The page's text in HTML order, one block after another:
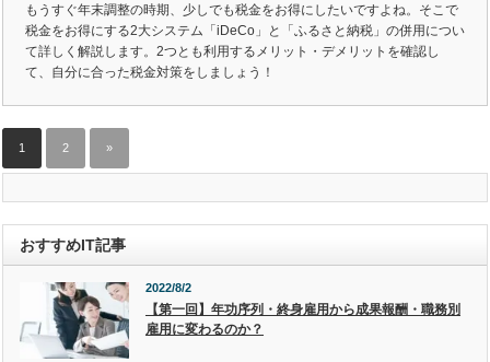
もうすぐ年末調整の時期、少しでも税金をお得にしたいですよね。そこで
税金をお得にする2大システム「iDeCo」と「ふるさと納税」の併用につい
て詳しく解説します。2つとも利用するメリット・デメリットを確認し
て、自分に合った税金対策をしましょう！
1 2 »
おすすめIT記事
2022/8/2
【第一回】年功序列・終身雇用から成果報酬・職務別
雇用に変わるのか？